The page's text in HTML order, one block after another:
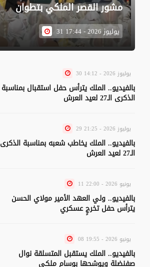
مشور القصر الملكي بتطوان
31 يوليوز 2026 - 17:44
30 يوليوز 2026 - 14:12
بالفيديو.. الملك يترأس حفل استقبال بمناسبة
الذكرى الـ27 لعيد العرش
29 يوليوز 2026 - 21:25
بالفيديو.. الملك يخاطب شعبه بمناسبة الذكرى
الـ27 لعيد العرش
11 يونيو 2026 - 22:00
بالفيديو.. ولي العهد الأمير مولاي الحسن
يترأس حفل تخرجٍ عسكري
08 يونيو 2026 - 19:55
بالفيديو.. الملك يستقبل المتسلقة نوال
صفنضلة ويوشحها بوسام ملكي